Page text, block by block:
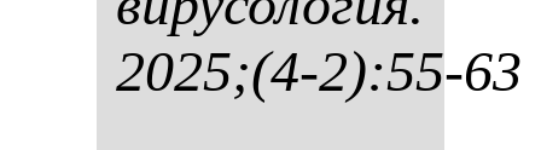
2025;(4-2):55-63